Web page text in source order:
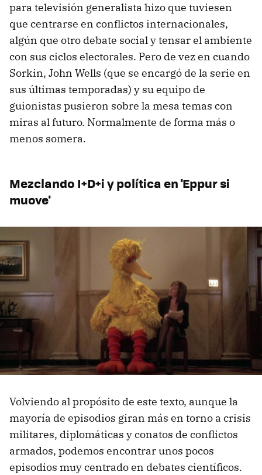
para televisión generalista hizo que tuviesen
que centrarse en conflictos internacionales,
algún que otro debate social y tensar el ambiente
con sus ciclos electorales. Pero de vez en cuando
Sorkin, John Wells (que se encargó de la serie en
sus últimas temporadas) y su equipo de
guionistas pusieron sobre la mesa temas con
miras al futuro. Normalmente de forma más o
menos somera.
Mezclando I+D+i y política en 'Eppur si
muove'
Volviendo al propósito de este texto, aunque la
mayoría de episodios giran más en torno a crisis
militares, diplomáticas y conatos de conflictos
armados, podemos encontrar unos pocos
episodios muy centrado en debates científicos.